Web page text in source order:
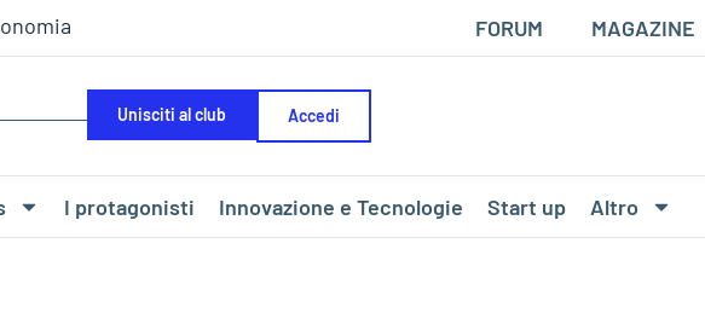
FORUM MAGAZINE
Unisciti al club Accedi
I protagonisti Innovazione e Tecnologie Start up Altro